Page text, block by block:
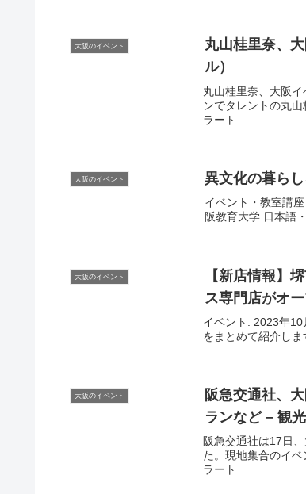
大阪のイベント 丸山桂里奈、
ル）
丸山桂里奈、大阪
ンでタレントの丸
ラート
大阪のイベント 異文化の暮ら
イベント・教室講
阪教育大学 日本語
大阪のイベント 【新店情報】
ス専門店がオ
イベント. 2023年
をまとめて紹介し
大阪のイベント 阪急交通社、
ランなど – 観
阪急交通社は17日
た。現地集合のイ
ラート